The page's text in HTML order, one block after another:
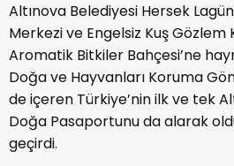
Altınova Belediyesi Hersek
Merkezi ve Engelsiz Kuş Gözlem
Aromatik Bitkiler Bahçesi’ne
Doğa ve Hayvanları Koruma
de içeren Türkiye’nin ilk ve tek
Doğa Pasaportunu da alarak
geçirdi.